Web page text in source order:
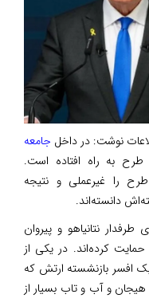
نوشت: در داخل جامعه
طرح به راه افتاده است.
را غیرعملی و نتیجه
دانسته‌اند.
نتانیاهو و پیروان
کرده‌اند. در یکی از
یک افسر بازنشسته ارتش که
و آب و تاب بسیار از